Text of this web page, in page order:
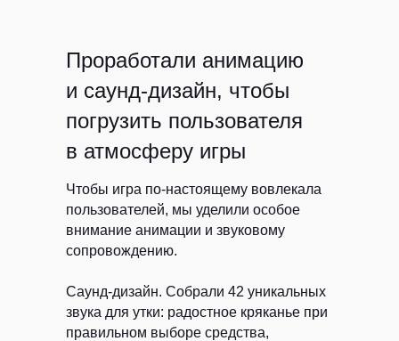
Проработали анимацию
и саунд-дизайн, чтобы
погрузить пользователя
в атмосферу игры
Чтобы игра по-настоящему вовлекала
пользователей, мы уделили особое
внимание анимации и звуковому
сопровождению.
Саунд-дизайн. Собрали 42 уникальных
звука для утки: радостное кряканье при
правильном выборе средства,